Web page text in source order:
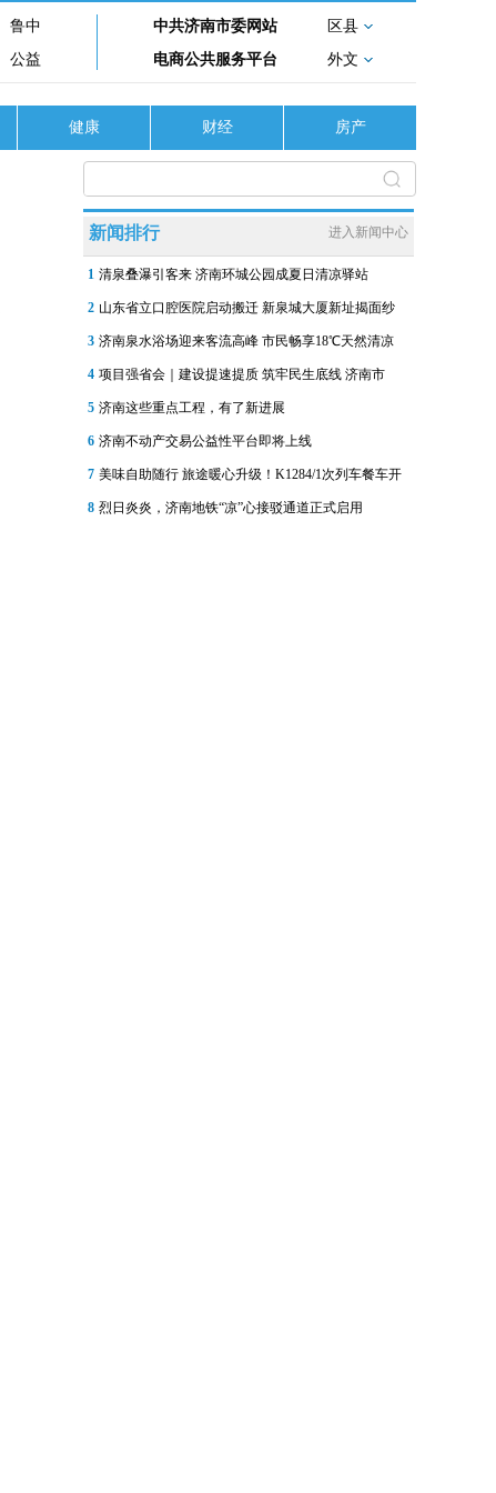
鲁中
公益
中共济南市委网站
区县
电商公共服务平台
外文
健康 财经 房产
新闻排行 进入新闻中心
1 清泉叠瀑引客来 济南环城公园成夏日清凉驿站
2 山东省立口腔医院启动搬迁 新泉城大厦新址揭面纱
3 济南泉水浴场迎来客流高峰 市民畅享18℃天然清凉
4 项目强省会｜建设提速提质 筑牢民生底线 济南市
5 济南这些重点工程，有了新进展
6 济南不动产交易公益性平台即将上线
7 美味自助随行 旅途暖心升级！K1284/1次列车餐车开
8 烈日炎炎，济南地铁“凉”心接驳通道正式启用